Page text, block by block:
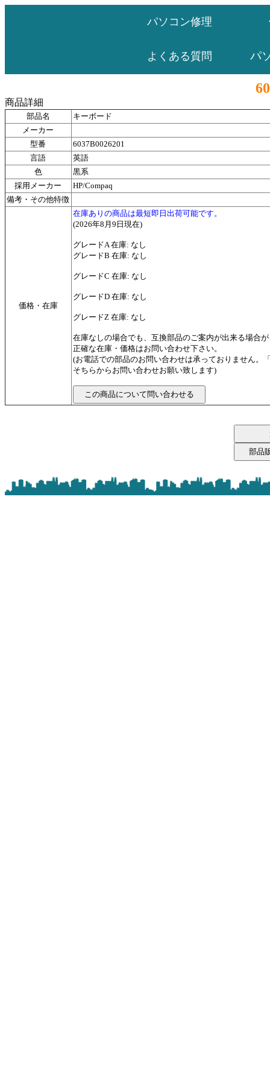
パソコン修理
よくある質問 パ
商品詳細
部品名
キーボード
メーカー
型番
6037B0026201
言語
英語
色
黒系
採用メーカー
HP/Compaq
備考・その他特徴
価格・在庫
在庫ありの商品は最短即日出荷可能です。
(2026年8月9日現在)
グレードA 在庫: なし
グレードB 在庫: なし
グレードC 在庫: なし
グレードD 在庫: なし
グレードZ 在庫: なし
在庫なしの場合でも、互換部品のご案内が出来る場合
正確な在庫・価格はお問い合わせ下さい。
(お電話での部品のお問い合わせは承っておりません。
そちらからお問い合わせお願い致します)